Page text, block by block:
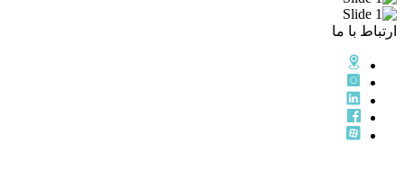
ارتباط با ما